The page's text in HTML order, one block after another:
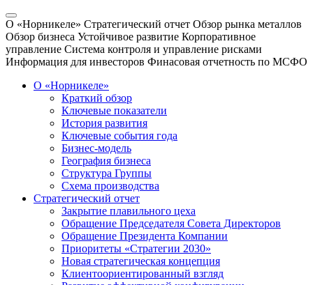
О «Норникеле» Стратегический отчет Обзор рынка металлов
Обзор бизнеса Устойчивое развитие Корпоративное
управление Система контроля и управление рисками
Информация для инвесторов Финасовая отчетность по МСФО
О «Норникеле»
Краткий обзор
Ключевые показатели
История развития
Ключевые события года
Бизнес-модель
География бизнеса
Структура Группы
Схема производства
Стратегический отчет
Закрытие плавильного цеха
Обращение Председателя Совета Директоров
Обращение Президента Компании
Приоритеты «Стратегии 2030»
Новая стратегическая концепция
Клиентоориентированный взгляд